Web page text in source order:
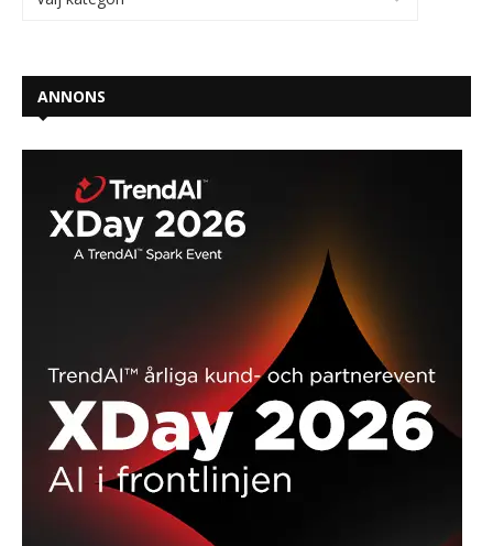
ANNONS